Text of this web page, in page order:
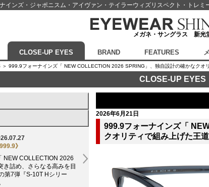
ナインズ・ジャポニスム・アイヴァン・テイラーウィズリスペクト・ トレミ
メガネ・サングラス 新光
CLOSE-UP EYES BRAND FEATURES
999.9フォーナインズ「 NEW COLLECTION 2026 SPRING」、独自設計の確かなクオ
CLOSE-UP EYES
2026年6月21日
999.9フォーナインズ「
クオリティで組み上げた王
999.9》
NEW COLLECTION 2026
き詰め、さらなる高みを目
第7弾『S-10T Hシリー